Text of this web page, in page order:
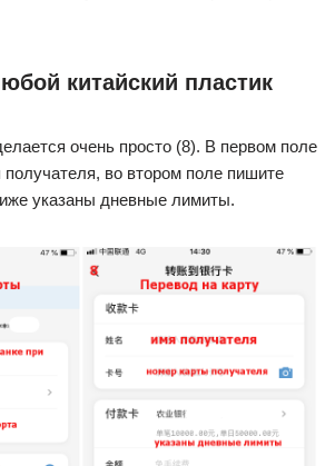
китайский пластик
очень просто (8). В первом поле
во втором поле пишите
указаны дневные лимиты.